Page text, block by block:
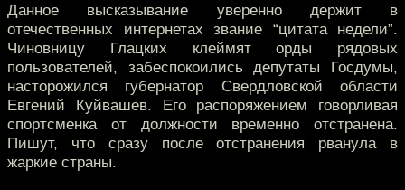
Данное высказывание уверенно держит в
отечественных интернетах звание “цитата недели”.
Чиновницу Глацких клеймят орды рядовых
пользователей, забеспокоились депутаты Госдумы,
насторожился губернатор Свердловской области
Евгений Куйвашев. Его распоряжением говорливая
спортсменка от должности временно отстранена.
Пишут, что сразу после отстранения рванула в
жаркие страны.